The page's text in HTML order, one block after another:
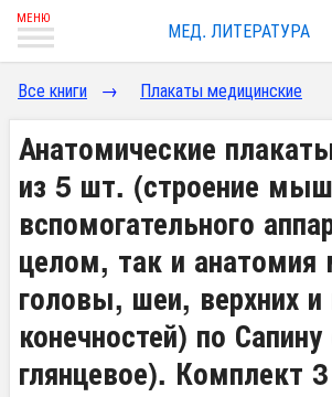
МЕД. ЛИТЕРАТУРА
Все книги → Плакаты медицинские
Анатомические
из 5 шт. (строение
вспомогательного
целом, так и
головы, шеи, верхних
конечностей) по
глянцевое). Комплект 3